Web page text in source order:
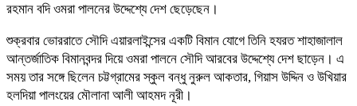
রহমান বদি ওমরা পালনের উদ্দেশ্যে দেশ ছেড়েছেন।
শুক্রবার ভোররাতে সৌদি এয়ারলাইন্সের একটি বিমান যোগে তিনি হযরত শাহাজালাল
আন্তর্জাতিক বিমানবন্দর দিয়ে ওমরা পালনে সৌদি আরবের উদ্দেশ্যে দেশ ছাড়েন। এ
সময় তার সঙ্গে ছিলেন চট্টগ্রামের স্কুল বন্ধু নুরুল আকতার, গিয়াস উদ্দিন ও উখিয়ার
হলদিয়া পালংয়ের মৌলানা আলী আহমদ নূরী।